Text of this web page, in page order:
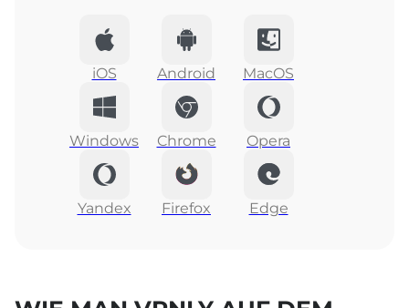
iOS Android MacOS
Windows Chrome Opera
Yandex Firefox Edge